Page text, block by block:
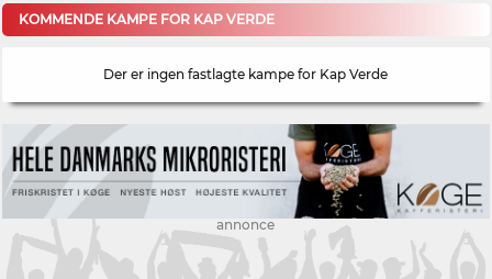
KOMMENDE KAMPE FOR KAP VERDE
Der er ingen fastlagte kampe for Kap Verde
annonce